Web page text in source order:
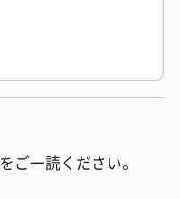
をご一読ください。